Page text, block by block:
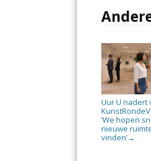
Uur U nadert
‘We hopen
nieuwe
vinden’→